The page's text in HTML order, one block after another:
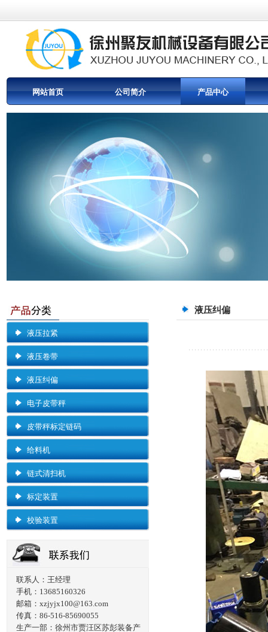
网站首页 公司简介 产品中心
液压拉紧
液压卷带
液压纠偏
电子皮带秤
皮带秤标定链码
给料机
链式清扫机
标定装置
校验装置
联系人：王经理
手机：13685160326
邮箱：xzjyjx100@163.com
传真：86-516-85690055
生产一部：徐州市贾汪区苏彭装备产
液压纠偏